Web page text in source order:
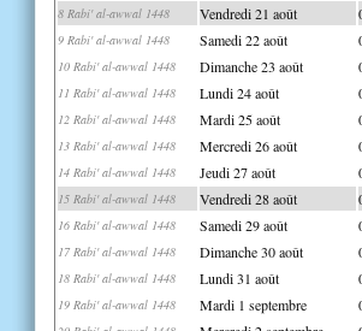
8 Rabi' al-awwal 1448 Vendredi 21 août
9 Rabi' al-awwal 1448 Samedi 22 août
10 Rabi' al-awwal 1448 Dimanche 23 août
11 Rabi' al-awwal 1448 Lundi 24 août
12 Rabi' al-awwal 1448 Mardi 25 août
13 Rabi' al-awwal 1448 Mercredi 26 août
14 Rabi' al-awwal 1448 Jeudi 27 août
15 Rabi' al-awwal 1448 Vendredi 28 août
16 Rabi' al-awwal 1448 Samedi 29 août
17 Rabi' al-awwal 1448 Dimanche 30 août
18 Rabi' al-awwal 1448 Lundi 31 août
19 Rabi' al-awwal 1448 Mardi 1 septembre